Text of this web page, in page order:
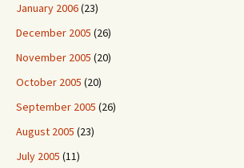
January 2006(23)
December 2005 (26)
November 2005 (20)
October 2005 (20)
September 2005 (26)
August 2005 (23)
July 2005 (11)